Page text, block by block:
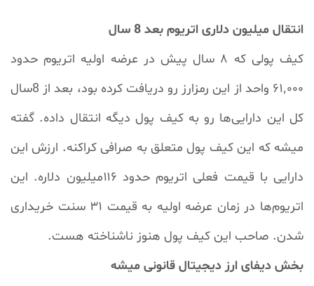
l
c
e
n
انتقال میلیون دلاری اتریوم بعد 8 سال
کیف پولی که ۸ سال پیش در عرضه اولیه اتریوم حدود
۶۱٬۰۰۰ واحد از این رمزارز رو دریافت کرده بود، بعد از 8سال
کل این دارایی‌ها رو به کیف پول دیگه انتقال داده. گفته
میشه که این کیف پول متعلق به صرافی کراکنه. ارزش این
دارایی‌ با قیمت فعلی اتریوم حدود ۱۱۶میلیون دلاره. این
اتریوم‌ها در زمان عرضه اولیه به قیمت ۳۱ سنت خریداری
شدن. صاحب این کیف پول هنوز ناشناخته هست.
بخش دیفای ارز دیجیتال قانونی میشه